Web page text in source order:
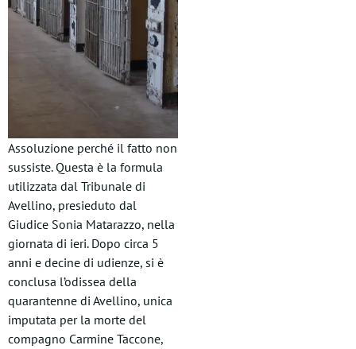
Assoluzione perché il fatto non
sussiste. Questa è la formula
utilizzata dal Tribunale di
Avellino, presieduto dal
Giudice Sonia Matarazzo, nella
giornata di ieri. Dopo circa 5
anni e decine di udienze, si è
conclusa l’odissea della
quarantenne di Avellino, unica
imputata per la morte del
compagno Carmine Taccone,